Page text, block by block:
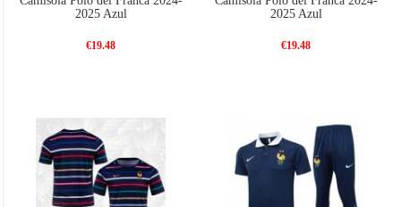
2025 Azul
€19.48
2025 Azul
€19.48